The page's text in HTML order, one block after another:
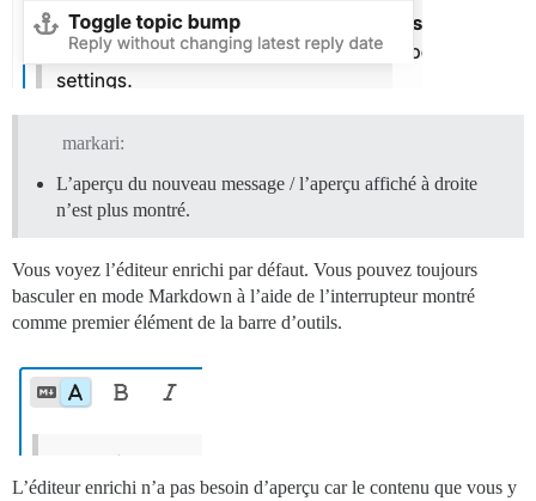
markari:
L’aperçu du nouveau message / l’aperçu affiché à droite
n’est plus montré.
Vous voyez l’éditeur enrichi par défaut. Vous pouvez toujours
basculer en mode Markdown à l’aide de l’interrupteur montré
comme premier élément de la barre d’outils.
L’éditeur enrichi n’a pas besoin d’aperçu car le contenu que vous y